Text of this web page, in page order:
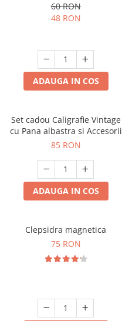
60 RON
48 RON
ADAUGA IN COS
Set cadou Caligrafie Vintage
cu Pana albastra si Accesorii
85 RON
ADAUGA IN COS
Clepsidra magnetica
75 RON